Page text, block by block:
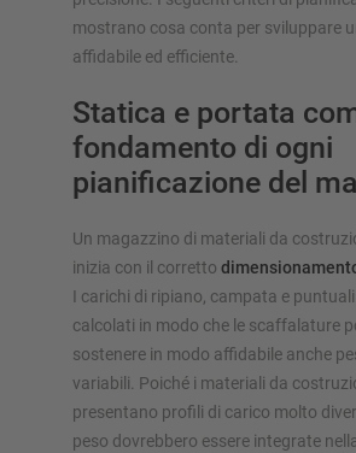
mostrano cosa conta per sviluppare
affidabile ed efficiente.
Statica e portata
fondamento di ogni
pianificazione del
Un magazzino di materiali da
inizia con il corretto
I carichi di ripiano, campata e
calcolati in modo che le scaffalature
sostenere in modo affidabile anche
variabili. Poiché i materiali da
presentano profili di carico molto
peso dovrebbero essere integrate